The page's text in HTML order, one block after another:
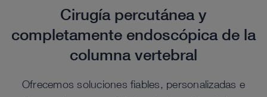
Cirugía percutánea y
completamente endoscópica de la
columna vertebral
Ofrecemos soluciones fiables, personalizadas e